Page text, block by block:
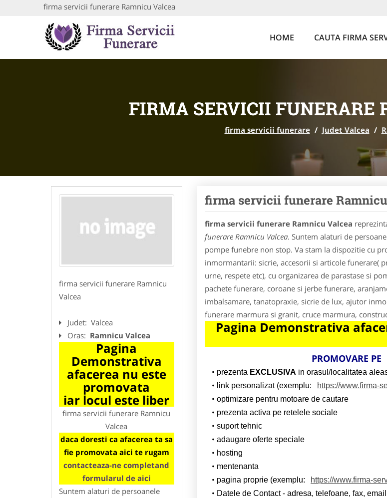
firma servicii funerare Ramnicu Valcea
HOME CAUTA FIRMA
FIRMA SERVICII FUNERARE
firma servicii funerare / Judet Valcea /
firma servicii funerare Ramnicu
Valcea
Judet: Valcea
Oras: Ramnicu Valcea
Pagina
Demonstrativa
afacerea nu este
promovata
iar locul este liber
firma servicii funerare Ramnicu
Valcea
daca doresti ca afacerea ta sa
fie promovata aici te rugam
contacteaza-ne completand
formularul de aici
Suntem alaturi de persoanele
firma servicii funerare
firma servicii funerare Ramnicu Valcea
funerare Ramnicu Valcea. Suntem alaturi de
pompe funebre non stop. Va stam la dispozitie cu
inmormantarii: sicrie, accesorii si articole funerare(
urne, respete etc), cu organizarea de parastase si
pachete funerare, coroane si jerbe funerare,
imbalsamare, tanatopraxie, sicrie de lux, ajutor
funerare marmura si granit, cruce marmura,
Pagina Demonstrativa
PROMOVARE PE
prezenta EXCLUSIVA in orasul/localitatea
link personalizat (exemplu:
https://www.firma-
optimizare pentru motoare de cautare
prezenta activa pe retelele sociale
suport tehnic
adaugare oferte speciale
hosting
mentenanta
pagina proprie (exemplu:
https://www.firma-
Datele de Contact - adresa, telefoane, fax,